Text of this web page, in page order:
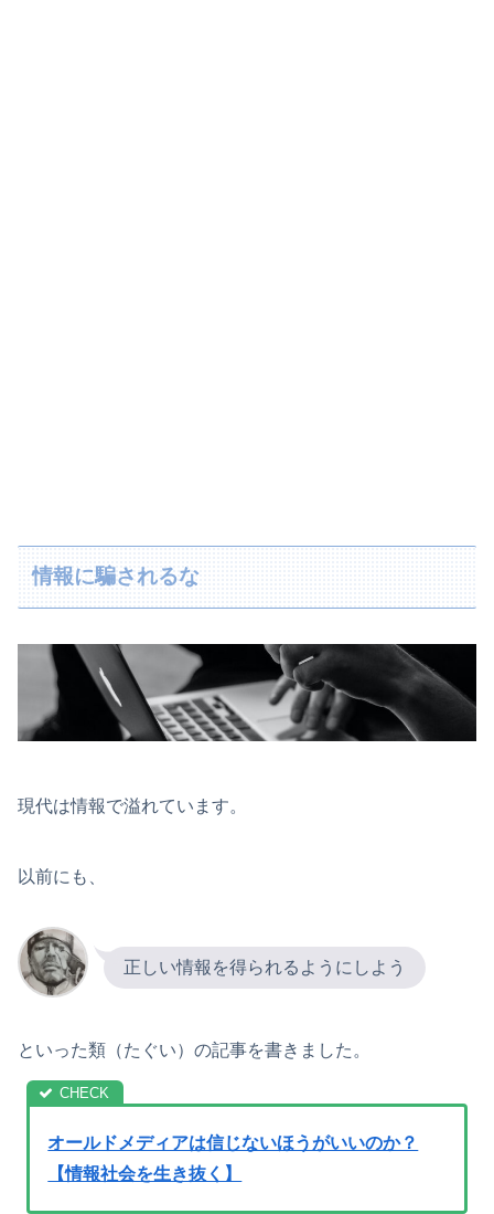
情報に騙されるな
現代は情報で溢れています。
以前にも、
正しい情報を得られるようにしよう
といった類（たぐい）の記事を書きました。
オールドメディアは信じないほうがいいのか？
【情報社会を生き抜く】